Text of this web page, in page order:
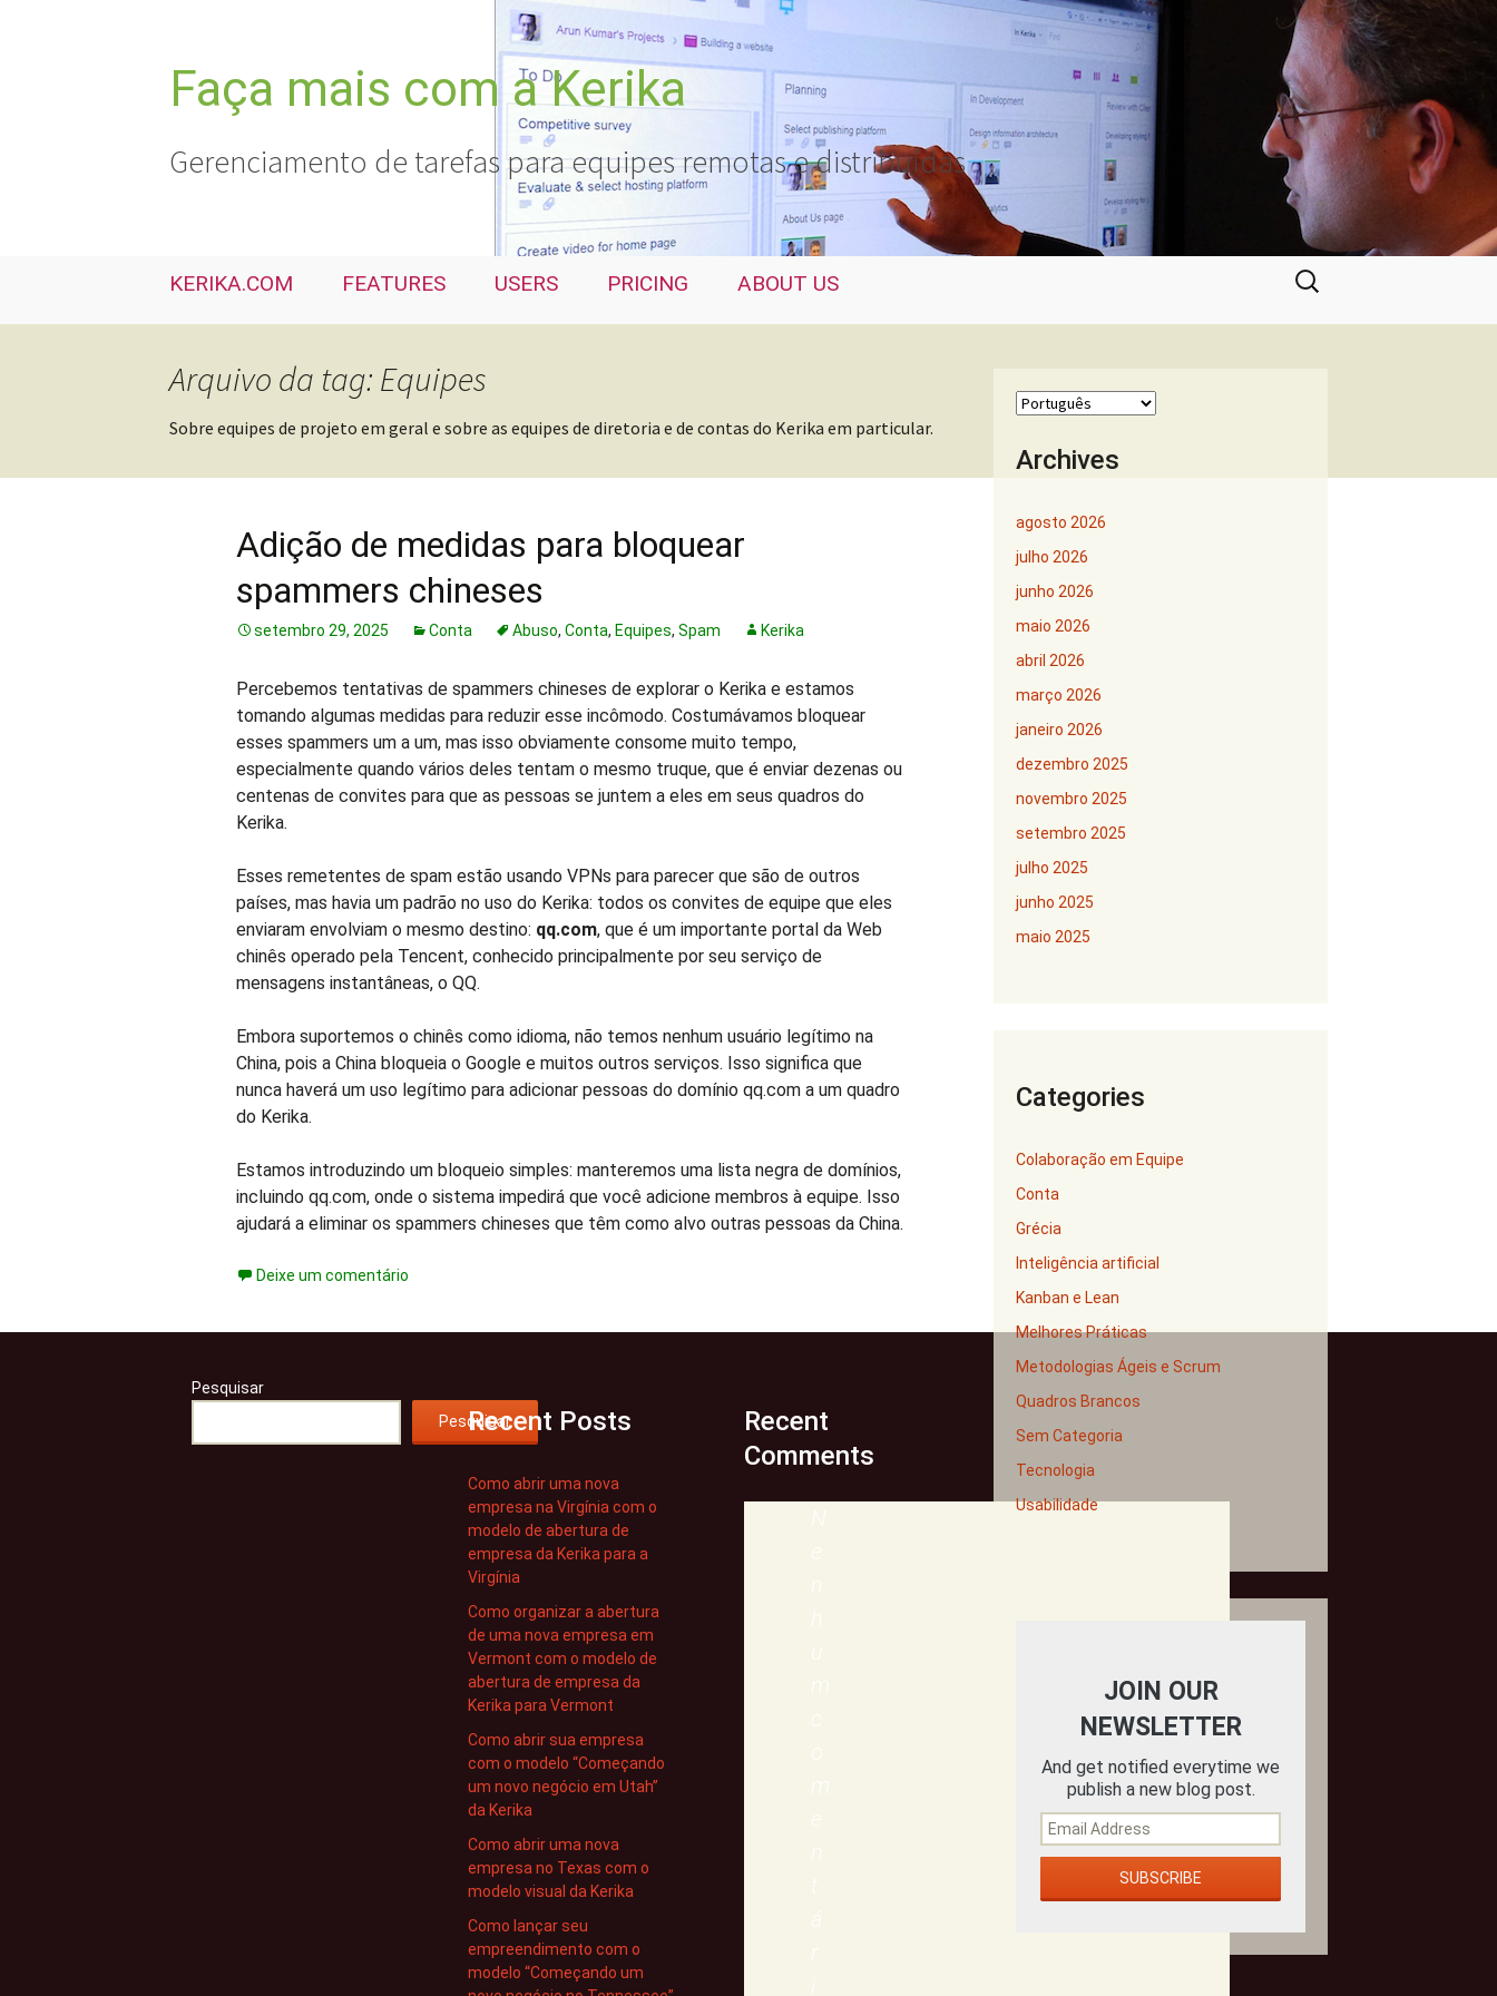
Faça mais com a Kerika
Gerenciamento de tarefas para equipes remotas e distribuídas
KERIKA.COM FEATURES USERS PRICING ABOUT US
Pesquisar
por:
Arquivo da tag: Equipes
Sobre equipes de projeto em geral e sobre as equipes de diretoria e de contas do Kerika em particular.
Adição de medidas para bloquear
spammers chineses
setembro 29, 2025 Conta Abuso, Conta, Equipes, Spam Kerika
Percebemos tentativas de spammers chineses de explorar o Kerika e estamos
tomando algumas medidas para reduzir esse incômodo. Costumávamos bloquear
esses spammers um a um, mas isso obviamente consome muito tempo,
especialmente quando vários deles tentam o mesmo truque, que é enviar dezenas ou
centenas de convites para que as pessoas se juntem a eles em seus quadros do
Kerika.
Esses remetentes de spam estão usando VPNs para parecer que são de outros
países, mas havia um padrão no uso do Kerika: todos os convites de equipe que eles
enviaram envolviam o mesmo destino: qq.com, que é um importante portal da Web
chinês operado pela Tencent, conhecido principalmente por seu serviço de
mensagens instantâneas, o QQ.
Embora suportemos o chinês como idioma, não temos nenhum usuário legítimo na
China, pois a China bloqueia o Google e muitos outros serviços. Isso significa que
nunca haverá um uso legítimo para adicionar pessoas do domínio qq.com a um quadro
do Kerika.
Estamos introduzindo um bloqueio simples: manteremos uma lista negra de domínios,
incluindo qq.com, onde o sistema impedirá que você adicione membros à equipe. Isso
ajudará a eliminar os spammers chineses que têm como alvo outras pessoas da China.
Deixe um comentário
Archives
agosto 2026
julho 2026
junho 2026
maio 2026
abril 2026
março 2026
janeiro 2026
dezembro 2025
novembro 2025
setembro 2025
julho 2025
junho 2025
maio 2025
Categories
Colaboração em Equipe
Conta
Grécia
Inteligência artificial
Kanban e Lean
Melhores Práticas
Metodologias Ágeis e Scrum
Quadros Brancos
Sem Categoria
Tecnologia
Usabilidade
JOIN OUR
NEWSLETTER
And get notified everytime we
publish a new blog post.
Pesquisar
Pesquisar
Recent Posts
Como abrir uma nova
empresa na Virgínia com o
modelo de abertura de
empresa da Kerika para a
Virgínia
Como organizar a abertura
de uma nova empresa em
Vermont com o modelo de
abertura de empresa da
Kerika para Vermont
Como abrir sua empresa
com o modelo “Começando
um novo negócio em Utah”
da Kerika
Como abrir uma nova
empresa no Texas com o
modelo visual da Kerika
Como lançar seu
empreendimento com o
modelo “Começando um
Recent
Comments
N
e
n
h
u
m
c
o
m
e
n
t
á
r
i